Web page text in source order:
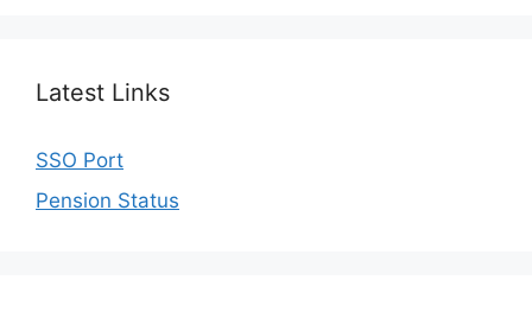
Latest Links
SSO Port
Pension Status